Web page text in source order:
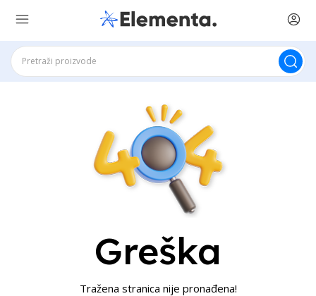
Greška
Tražena stranica nije pronađena!